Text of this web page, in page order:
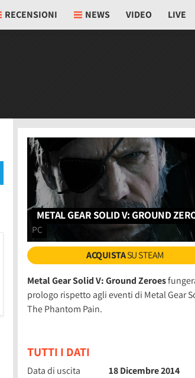
RECENSIONI NEWS VIDEO LIVE
METAL GEAR SOLID V: GROUND
PC
ACQUISTASU STEAM
Metal Gear Solid V: Ground Zeroes
prologo rispetto agli eventi di Metal Gear
The Phantom Pain.
TUTTI I DATI
Data di uscita
18 Dicembre 2014